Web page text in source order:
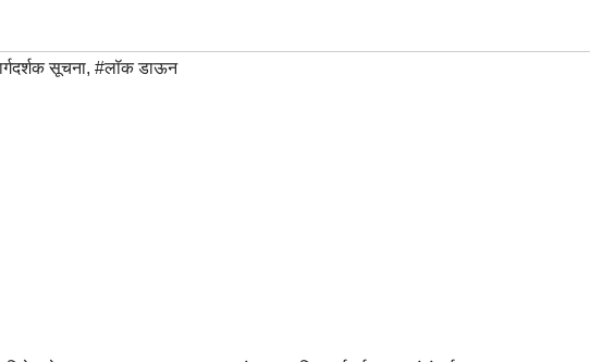
सूचना, #लॉक डाऊन